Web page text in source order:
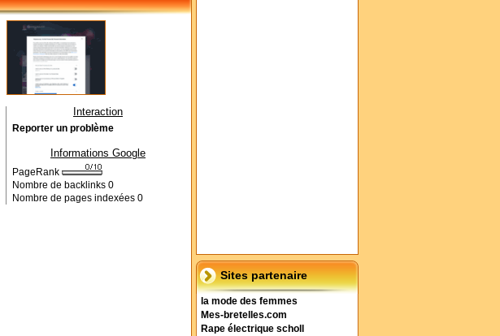
Sites partenaire
la mode des femmes
Mes-bretelles.com
Rape électrique scholl
Interaction
Reporter un problème
Informations Google
PageRank
Nombre de backlinks 0
Nombre de pages indexées 0